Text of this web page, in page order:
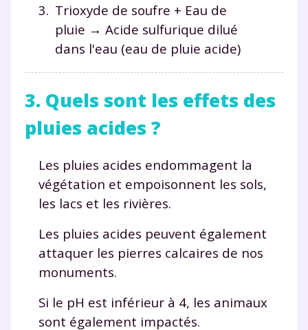
Trioxyde de soufre + Eau de
pluie → Acide sulfurique dilué
dans l'eau (eau de pluie acide)
3. Quels sont les effets des
pluies acides ?
Les pluies acides endommagent la
végétation et empoisonnent les sols,
les lacs et les rivières.
Les pluies acides peuvent également
attaquer les pierres calcaires de nos
monuments.
Si le pH est inférieur à 4, les animaux
sont également impactés.
Envie de progresser
et de réussir votre
année scolaire ?
Testez gratuitement
pendant 24h notre
plateforme de soutien
scolaire !
Fiches de cours et vidéos
Unespace dédié aux parents pour
suivre les progrès